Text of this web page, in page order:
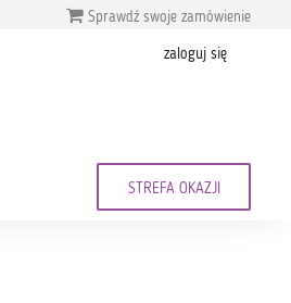
Sprawdź swoje zamówienie
zaloguj się
STREFA OKAZJI